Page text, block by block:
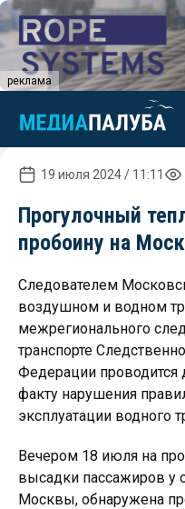
реклама
19 июля 2024 / 11:11
Прогулочный
пробоину на
Следователем
воздушном и водном
межрегионального
транспорте
Федерации проводится
факту нарушения
эксплуатации водного
Вечером 18 июля на
высадки пассажиров у
Москвы, обнаружена